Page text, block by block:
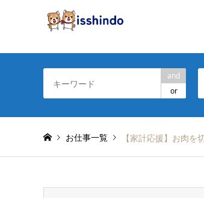
and
or
お仕事一覧 【家計応援】お肉を